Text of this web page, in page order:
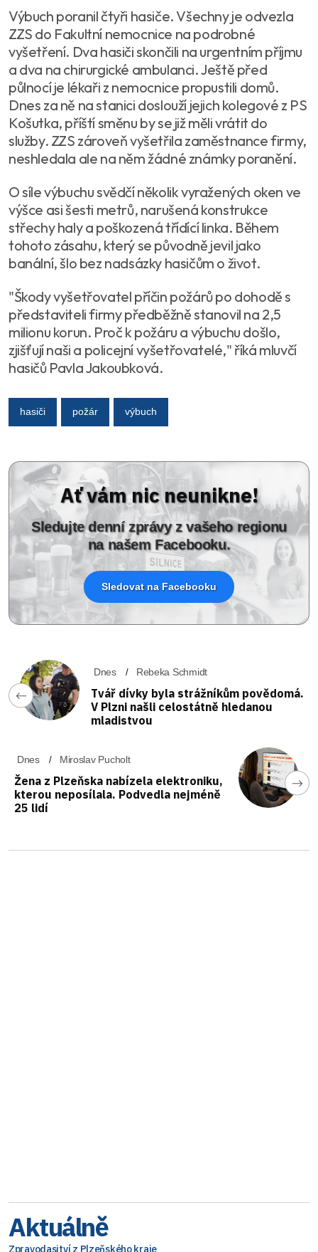
Výbuch poranil čtyři hasiče. Všechny je odvezla
ZZS do Fakultní nemocnice na podrobné
vyšetření. Dva hasiči skončili na urgentním příjmu
a dva na chirurgické ambulanci. Ještě před
půlnocí je lékaři z nemocnice propustili domů.
Dnes za ně na stanici doslouží jejich kolegové z PS
Košutka, příští směnu by se již měli vrátit do
služby. ZZS zároveň vyšetřila zaměstnance firmy,
neshledala ale na něm žádné známky poranění.
O síle výbuchu svědčí několik vyražených oken ve
výšce asi šesti metrů, narušená konstrukce
střechy haly a poškozená třídící linka. Během
tohoto zásahu, který se původně jevil jako
banální, šlo bez nadsázky hasičům o život.
"Škody vyšetřovatel příčin požárů po dohodě s
představiteli firmy předběžně stanovil na 2,5
milionu korun. Proč k požáru a výbuchu došlo,
zjišťují naši a policejní vyšetřovatelé," říká mluvčí
hasičů Pavla Jakoubková.
hasiči požár výbuch
Ať vám nic neunikne!
Sledujte denní zprávy z vašeho regionu
na našem Facebooku.
Sledovat na Facebooku
Dnes Rebeka Schmidt
Tvář dívky byla strážníkům povědomá.
V Plzni našli celostátně hledanou
mladistvou
Dnes Miroslav Pucholt
Žena z Plzeňska nabízela elektroniku,
kterou neposílala. Podvedla nejméně
25 lidí
Aktuálně
Zpravodasjtví z Plzeňského kraje